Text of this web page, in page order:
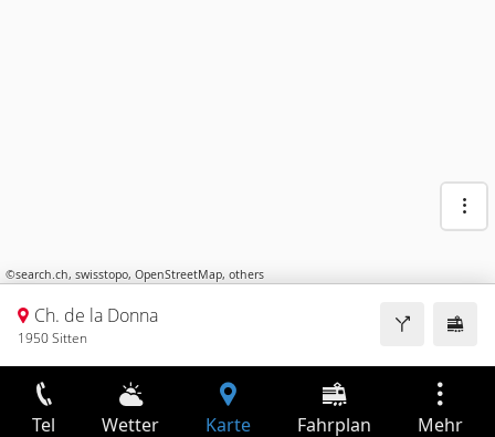
©search.ch, swisstopo, OpenStreetMap, others
Ch. de la Donna
1950 Sitten
Tel Wetter Karte Fahrplan Mehr